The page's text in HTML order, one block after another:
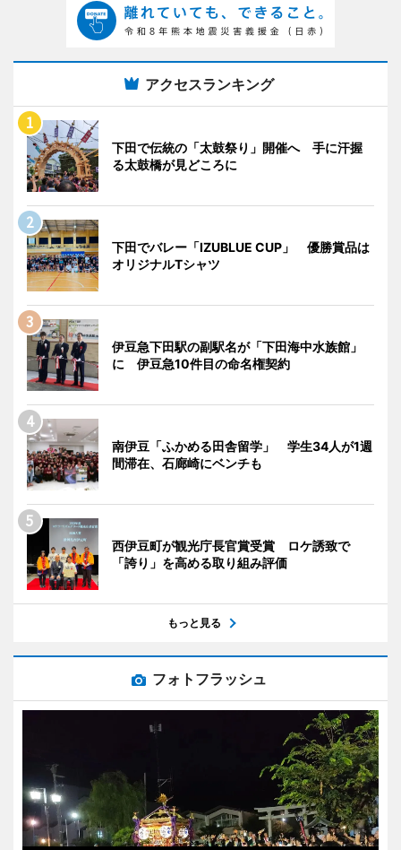
アクセスランキング
下田で伝統の「太鼓祭り」開催へ 手に汗握
る太鼓橋が見どころに
下田でバレー「IZUBLUE CUP」 優勝賞品は
オリジナルTシャツ
伊豆急下田駅の副駅名が「下田海中水族館」
に 伊豆急10件目の命名権契約
南伊豆「ふかめる田舎留学」 学生34人が1週
間滞在、石廊崎にベンチも
西伊豆町が観光庁長官賞受賞 ロケ誘致で
「誇り」を高める取り組み評価
もっと見る
フォトフラッシュ